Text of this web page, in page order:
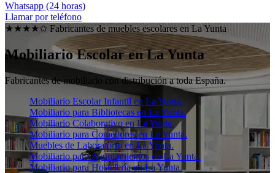
Whatsapp (24 horas)
Llamar por teléfono
★★★★✩ Fabricantes de muebles escolares en La Yunta
Mobiliario Escolar enLa Yunta
Fabricantes de mobiliario con distribución a toda España.
Mobiliario Escolar Infantil en La Yunta.
Mobiliario para Bibliotecas en La Yunta.
Mobiliario Colaborativo en La Yunta.
Mobiliario para Comedores en La Yunta.
Muebles de Laboratorio en La Yunta.
Mobiliario para Ayuntamientos en La Yunta.
Mobiliario para Hostelería en La Yunta.